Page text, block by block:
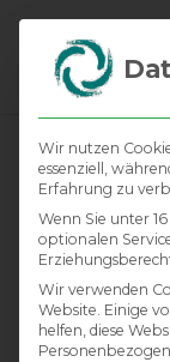
Wir nutzen
essenziell,
Erfahrung zu
Wenn Sie unter
optionalen
Wir verwenden
Website. Einige
helfen, diese